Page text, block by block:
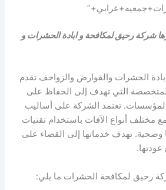
شركة رحيق لمكافحة و ابادة الحشرات و
الحشرات والقوارض والزواحف تقدم
التي تهدف إلى الحفاظ على
تعتمد الشركة على أساليب
مختلف أنواع الآفات باستخدام تقنيات
وصحية. تهدف خدماتها إلى القضاء على
رحيق لمكافحة الحشرات ما يلي: